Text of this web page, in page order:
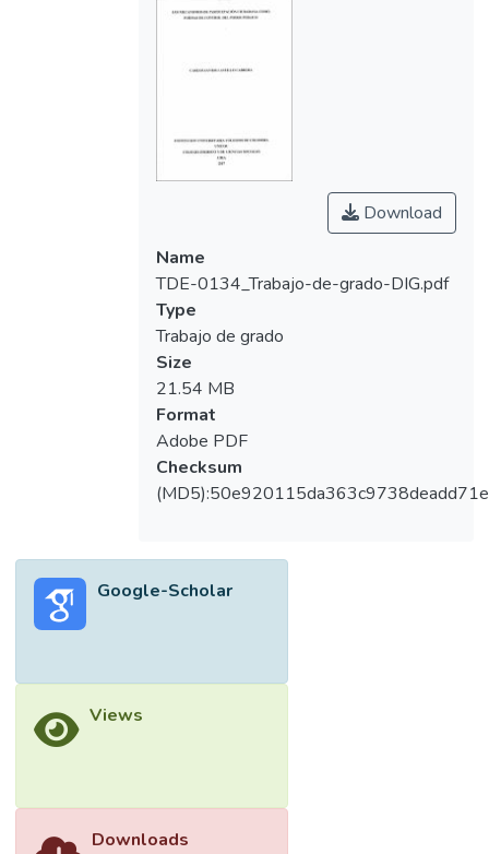
y derechos de los ciudadanos.
Download
Name
TDE-0134_Trabajo-de-grado-DIG.pdf
Type
Trabajo de grado
Size
21.54 MB
Format
Adobe PDF
Checksum
Google-Scholar
Views
Downloads